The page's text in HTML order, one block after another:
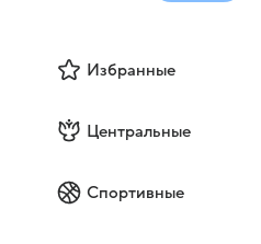
Избранные
Центральные
Спортивные